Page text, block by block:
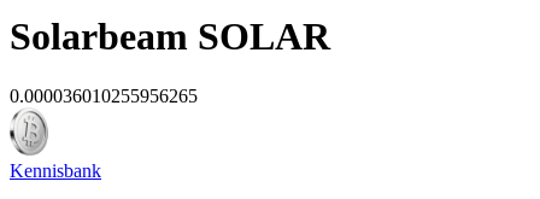
Solarbeam SOLAR
0.000036010255956265
Kennisbank